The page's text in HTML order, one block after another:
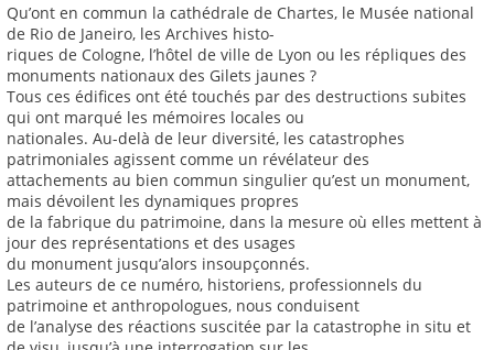
Qu’ont en commun la cathédrale de Chartes, le Musée national
de Rio de Janeiro, les Archives histo-
riques de Cologne, l’hôtel de ville de Lyon ou les répliques des
monuments nationaux des Gilets jaunes ?
Tous ces édifices ont été touchés par des destructions subites
qui ont marqué les mémoires locales ou
nationales. Au-delà de leur diversité, les catastrophes
patrimoniales agissent comme un révélateur des
attachements au bien commun singulier qu’est un monument,
mais dévoilent les dynamiques propres
de la fabrique du patrimoine, dans la mesure où elles mettent à
jour des représentations et des usages
du monument jusqu’alors insoupçonnés.
Les auteurs de ce numéro, historiens, professionnels du
patrimoine et anthropologues, nous conduisent
de l’analyse des réactions suscitée par la catastrophe in situ et